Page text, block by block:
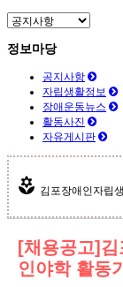
정보마당
공지사항
자립생활정보
장애운동뉴스
활동사진
자유게시판
김포장애인자립
[채용공고]
인야학 활동